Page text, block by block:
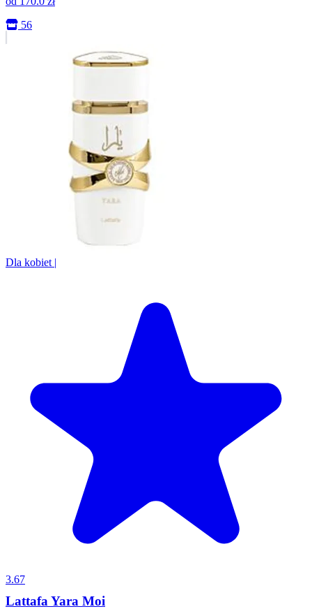
56
Dla kobiet |
3.67
Lattafa Yara Moi